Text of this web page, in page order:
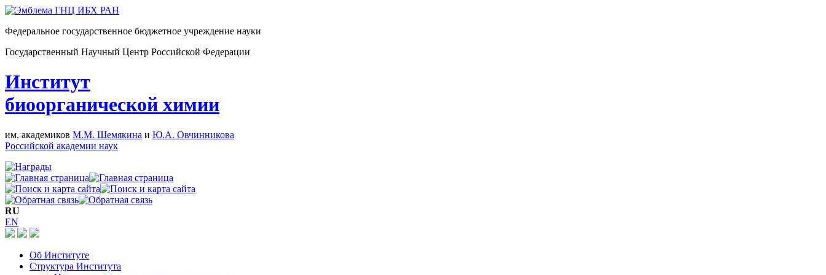
Федеральное государственное бюджетное учреждение науки
Государственный Научный Центр Российской Федерации
Институт
биоорганической химии
им. академиков М.М. Шемякина и Ю.А. Овчинникова
Российской академии наук
RU
EN
Об Институте
Структура Института